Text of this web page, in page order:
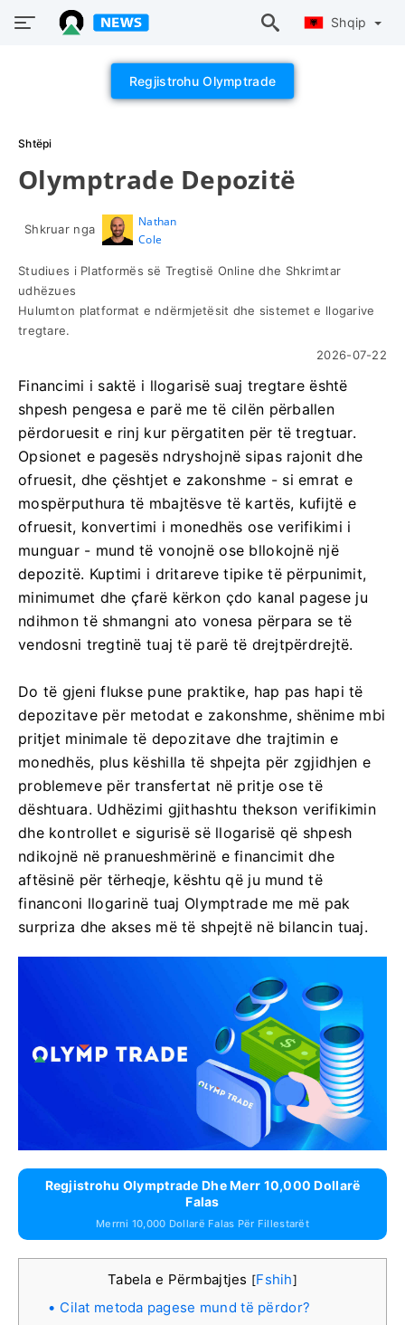
Shqip
Regjistrohu Olymptrade
Shtëpi
Olymptrade Depozitë
Shkruar nga
Nathan
Cole
Studiues i Platformës së Tregtisë Online dhe Shkrimtar
udhëzues
Hulumton platformat e ndërmjetësit dhe sistemet e llogarive
tregtare.
2026-07-22
Financimi i saktë i llogarisë suaj tregtare është
shpesh pengesa e parë me të cilën përballen
përdoruesit e rinj kur përgatiten për të tregtuar.
Opsionet e pagesës ndryshojnë sipas rajonit dhe
ofruesit, dhe çështjet e zakonshme - si emrat e
mospërputhura të mbajtësve të kartës, kufijtë e
ofruesit, konvertimi i monedhës ose verifikimi i
munguar - mund të vonojnë ose bllokojnë një
depozitë. Kuptimi i dritareve tipike të përpunimit,
minimumet dhe çfarë kërkon çdo kanal pagese ju
ndihmon të shmangni ato vonesa përpara se të
vendosni tregtinë tuaj të parë të drejtpërdrejtë.
Do të gjeni flukse pune praktike, hap pas hapi të
depozitave për metodat e zakonshme, shënime mbi
pritjet minimale të depozitave dhe trajtimin e
monedhës, plus këshilla të shpejta për zgjidhjen e
problemeve për transfertat në pritje ose të
dështuara. Udhëzimi gjithashtu thekson verifikimin
dhe kontrollet e sigurisë së llogarisë që shpesh
ndikojnë në pranueshmërinë e financimit dhe
aftësinë për tërheqje, kështu që ju mund të
financoni llogarinë tuaj Olymptrade me më pak
surpriza dhe akses më të shpejtë në bilancin tuaj.
Regjistrohu Olymptrade Dhe Merr 10,000 Dollarë
Falas
Merrni 10,000 Dollarë Falas Për Fillestarët
Tabela e Përmbajtjes [Fshih]
Cilat metoda pagese mund të përdor?